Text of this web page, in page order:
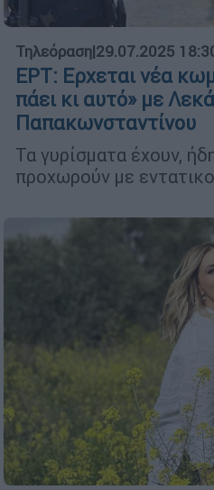
Τηλεόραση|29.07.2025
ΕΡΤ: Ερχεται νέα
πάει κι αυτό» με
Παπακωνσταντίνου
Τα γυρίσματα έχουν,
προχωρούν με